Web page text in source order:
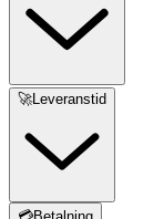
🚀Leveranstid